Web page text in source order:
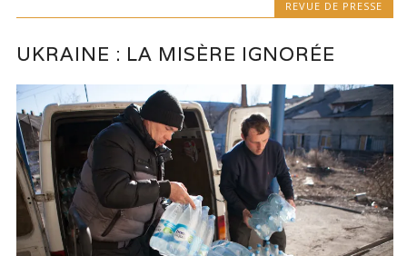
REVUE DE PRESSE
UKRAINE : LA MISÈRE IGNORÉE